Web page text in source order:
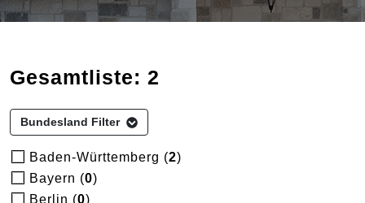
Gesamtliste: 2
Bundesland Filter
Baden-Württemberg (2)
Bayern (0)
Berlin (0)